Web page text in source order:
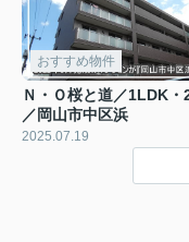
おすすめ物件
Ｎ・Ｏ桜と道／1LDK・
／岡山市中区浜
2025.07.19